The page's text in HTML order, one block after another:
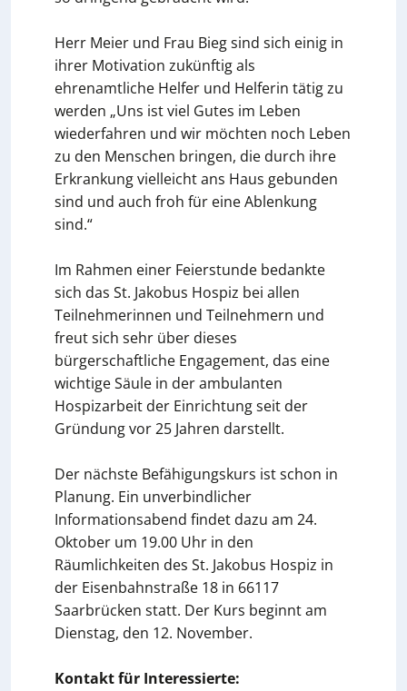
Herr Meier und Frau Bieg sind sich einig in
ihrer Motivation zukünftig als
ehrenamtliche Helfer und Helferin tätig zu
werden „Uns ist viel Gutes im Leben
wiederfahren und wir möchten noch Leben
zu den Menschen bringen, die durch ihre
Erkrankung vielleicht ans Haus gebunden
sind und auch froh für eine Ablenkung
sind.“
Im Rahmen einer Feierstunde bedankte
sich das St. Jakobus Hospiz bei allen
Teilnehmerinnen und Teilnehmern und
freut sich sehr über dieses
bürgerschaftliche Engagement, das eine
wichtige Säule in der ambulanten
Hospizarbeit der Einrichtung seit der
Gründung vor 25 Jahren darstellt.
Der nächste Befähigungskurs ist schon in
Planung. Ein unverbindlicher
Informationsabend findet dazu am 24.
Oktober um 19.00 Uhr in den
Räumlichkeiten des St. Jakobus Hospiz in
der Eisenbahnstraße 18 in 66117
Saarbrücken statt. Der Kurs beginnt am
Dienstag, den 12. November.
Kontakt für Interessierte: